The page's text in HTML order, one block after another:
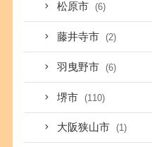
松原市 (6)
藤井寺市 (2)
羽曳野市 (6)
堺市 (110)
大阪狭山市 (1)